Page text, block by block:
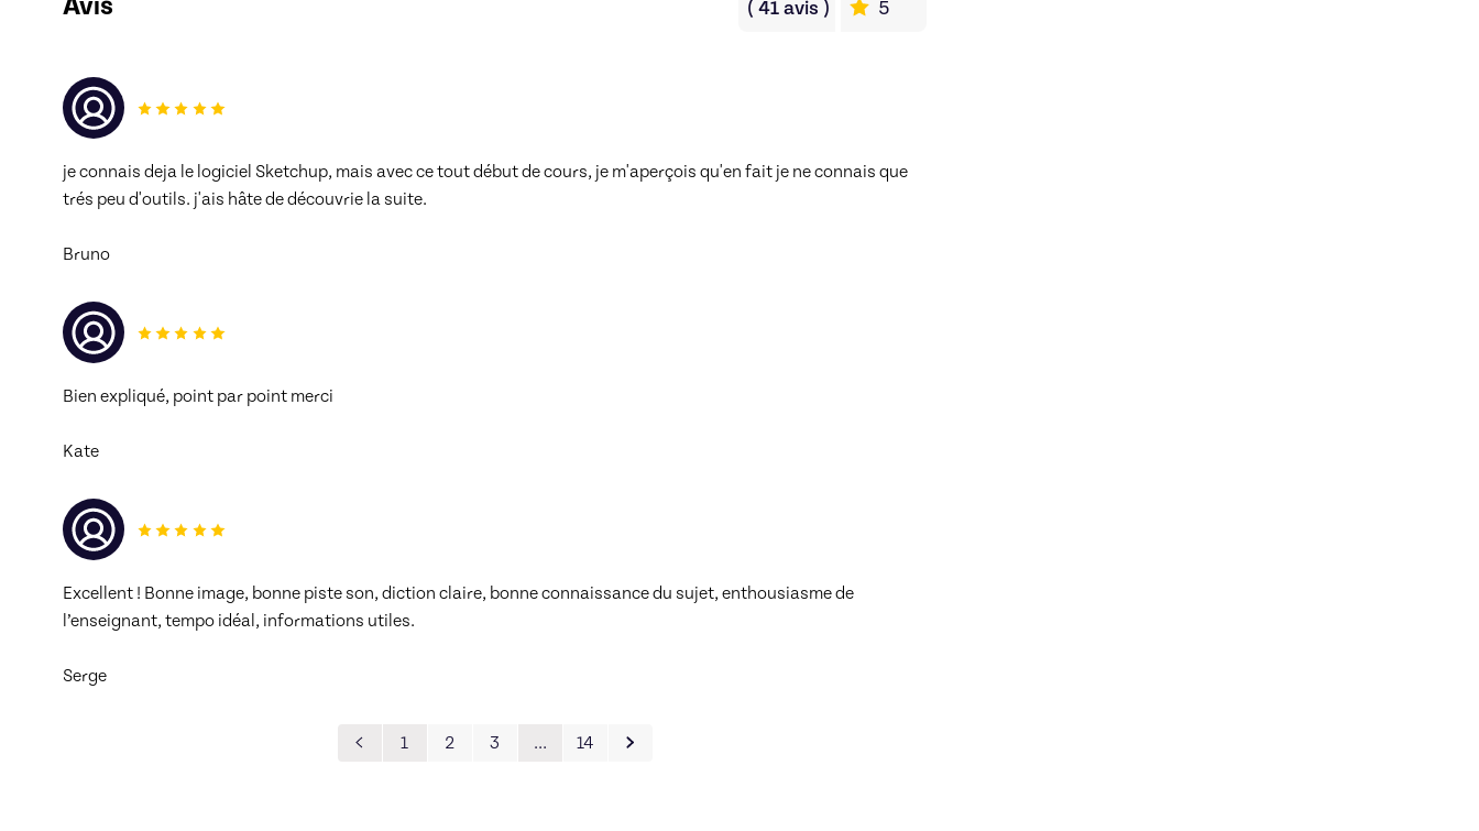
Avis ( 41 avis ) 5
je connais deja le logiciel Sketchup, mais avec ce tout début de cours, je m'aperçois qu'en fait je ne connais que
trés peu d'outils. j'ais hâte de découvrie la suite.
Bruno
Bien expliqué, point par point merci
Kate
Excellent ! Bonne image, bonne piste son, diction claire, bonne connaissance du sujet, enthousiasme de
l’enseignant, tempo idéal, informations utiles.
Serge
1 2 3 … 14